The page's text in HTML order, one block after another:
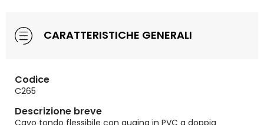
CARATTERISTICHE GENERALI
Codice
C265
Descrizione breve
Cavo tondo flessibile con guaina in PVC a doppia